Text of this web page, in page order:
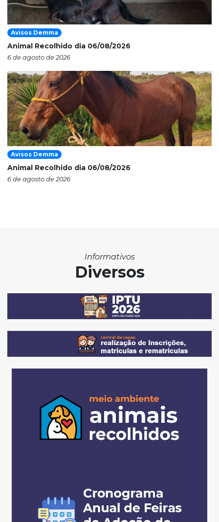
Avisos Demma
Animal Recolhido dia 06/08/2026
6 de agosto de 2026
Avisos Demma
Animal Recolhido dia 06/08/2026
6 de agosto de 2026
Informativos
Diversos